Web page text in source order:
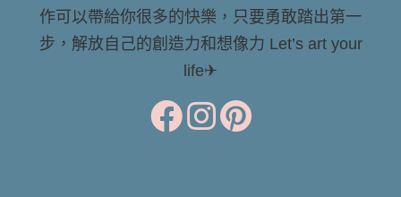
作可以帶給你很多的快樂，只要勇敢踏出第一
步，解放自己的創造力和想像力 Let’s art your
life✈